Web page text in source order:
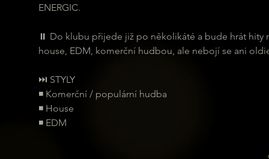
ENERGIC.
⏸ Do klubu přijede již po několikáté a bude hrát hity
house, EDM, komerční hudbou, ale nebojí se ani
⏭ STYLY
◾ Komerční / populární hudba
◾ House
◾ EDM